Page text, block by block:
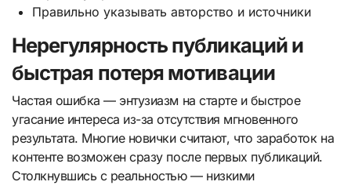
Правильно указывать авторство и источники
Нерегулярность публикаций и
быстрая потеря мотивации
Частая ошибка — энтузиазм на старте и быстрое
угасание интереса из-за отсутствия мгновенного
результата. Многие новички считают, что заработок на
контенте возможен сразу после первых публикаций.
Столкнувшись с реальностью — низкими